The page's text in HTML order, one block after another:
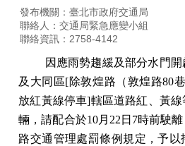
發布機關：臺北市政府交通局
聯絡人：交通局緊急應變小組
聯絡資訊：2758-4142
因應雨勢趨緩及部分水門
及大同區[除敦煌路（敦煌路80
放紅黃線停車]轄區道路紅、黃
輛，請配合於10月22日7時前駛
路交通管理處罰條例規定，予以